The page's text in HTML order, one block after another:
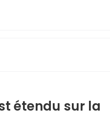
étendu sur la